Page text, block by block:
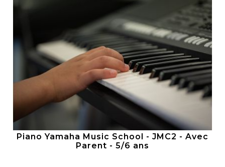
Piano Yamaha Music School - JMC2 - Avec
Parent - 5/6 ans